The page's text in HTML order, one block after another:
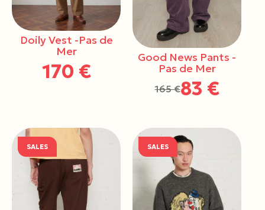
Doily Vest -Pas de
Mer
170 €
Good News Pants -
Pas de Mer
165 €83 €
SALES SALES